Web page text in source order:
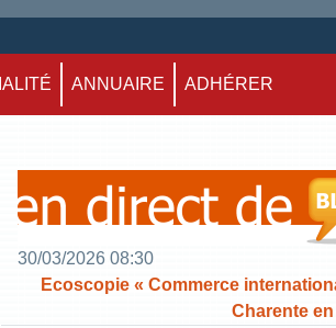
ANNUAIRE ADHÉRER
30/03/2026 08:30
Ecoscopie « Commerce
Charente en